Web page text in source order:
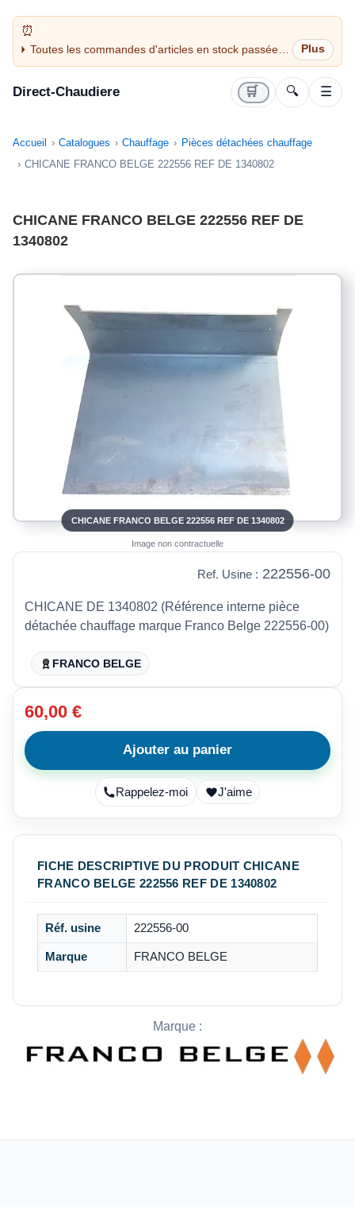
Toutes les commandes d'articles en stock passées
avant 14H sont expédiées le jour même (jours
Direct-Chaudiere 🛒 🔍 ☰
Accueil Catalogues Chauffage
Pièces détachées chauffage
CHICANE FRANCO BELGE 222556 REF DE 1340802
CHICANE FRANCO BELGE 222556 REF DE
1340802
CHICANE FRANCO BELGE 222556 REF DE 1340802
Image non contractuelle
Ref. Usine : 222556-00
CHICANE DE 1340802 (Référence interne pièce
détachée chauffage marque Franco Belge 222556-00)
FRANCO BELGE
60,00 €
Ajouter au panier
Rappelez-moi J'aime
FICHE DESCRIPTIVE DU PRODUIT CHICANE
FRANCO BELGE 222556 REF DE 1340802
Réf. usine 222556-00
Marque FRANCO BELGE
Marque :